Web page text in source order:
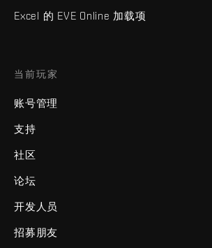
Excel 的 EVE Online 加载项
当前玩家
账号管理
支持
社区
论坛
开发人员
招募朋友